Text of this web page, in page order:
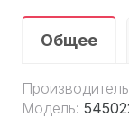
Общее
Модель: